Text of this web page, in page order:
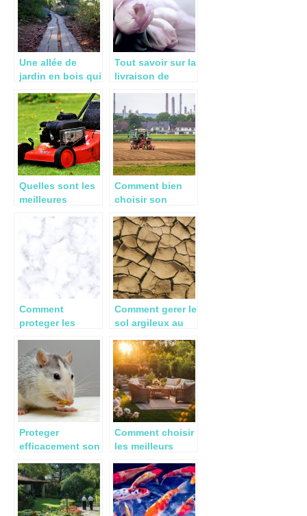
Une allée de
jardin en bois qui
votre extérieur
Tout savoir sur la
livraison de
Quelles sont les
meilleures
gazon moins
cher en 2022?
Comment bien
choisir son
Comment
proteger les
travertin ?
Comment gerer le
sol argileux au
Proteger
efficacement son
rongeurs :
astuces et
techniques
Comment choisir
les meilleurs
jardin pour
sublimer votre
extérieur